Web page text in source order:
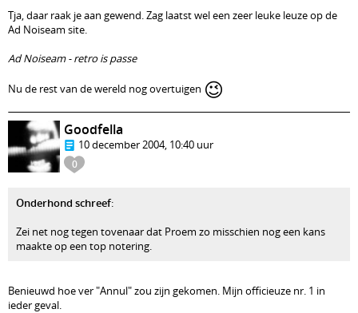
Tja, daar raak je aan gewend. Zag laatst wel een zeer leuke leuze op de
Ad Noiseam site.
Ad Noiseam - retro is passe
Nu de rest van de wereld nog overtuigen 😉
0
Goodfella
10 december 2004, 10:40 uur
Onderhond schreef:
Zei net nog tegen tovenaar dat Proem zo misschien nog een kans
maakte op een top notering.
Benieuwd hoe ver "Annul" zou zijn gekomen. Mijn officieuze nr. 1 in
ieder geval.